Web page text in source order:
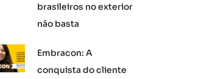
brasileiros no exterior
não basta
Embracon: A
conquista do cliente